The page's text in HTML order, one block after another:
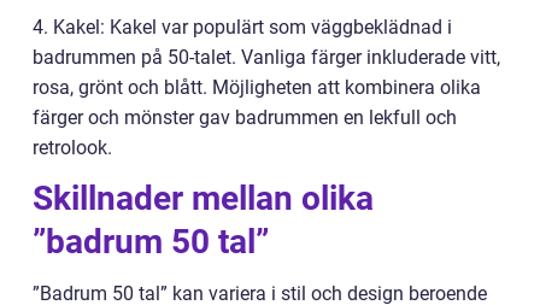
4. Kakel: Kakel var populärt som väggbeklädnad i
badrummen på 50-talet. Vanliga färger inkluderade vitt,
rosa, grönt och blått. Möjligheten att kombinera olika
färger och mönster gav badrummen en lekfull och
retrolook.
Skillnader mellan olika
”badrum 50 tal”
”Badrum 50 tal” kan variera i stil och design beroende